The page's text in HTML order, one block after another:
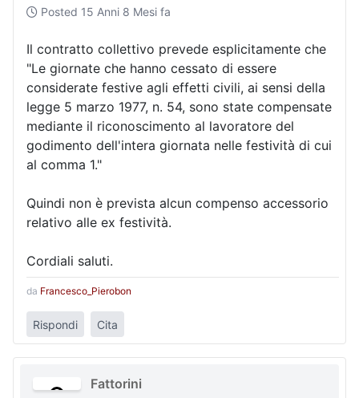
Posted 15 Anni 8 Mesi fa
Il contratto collettivo prevede esplicitamente che
"Le giornate che hanno cessato di essere
considerate festive agli effetti civili, ai sensi della
legge 5 marzo 1977, n. 54, sono state compensate
mediante il riconoscimento al lavoratore del
godimento dell'intera giornata nelle festività di cui
al comma 1."
Quindi non è prevista alcun compenso accessorio
relativo alle ex festività.
Cordiali saluti.
da Francesco_Pierobon
Rispondi Cita
Fattorini